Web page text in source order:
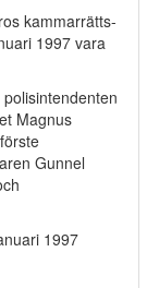
kammarrätts-
1997 vara
Magnus
Gunnel
1997